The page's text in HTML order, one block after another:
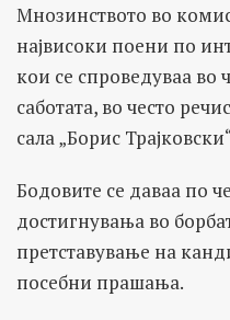
Мнозинството во
највисоки поени по
кои се спроведуваа во
саботата, во често
сала „Борис
Бодовите се даваа по
достигнувања во
претставување на
посебни прашања.